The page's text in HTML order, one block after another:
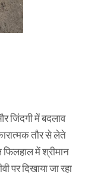
जिंदगी में बदलाव
तौर से लेते
में श्रीमान
पर दिखाया जा रहा